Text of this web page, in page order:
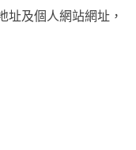
址及個人網站網址，